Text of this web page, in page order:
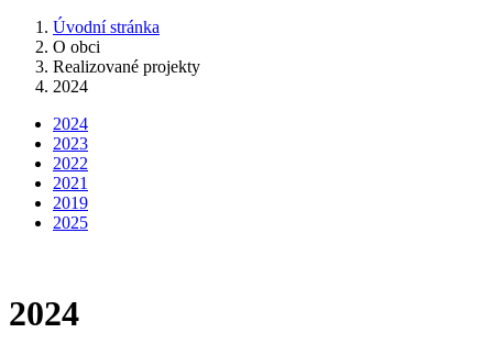
Úvodní stránka
O obci
Realizované projekty
2024
2024
2023
2022
2021
2019
2025
2024